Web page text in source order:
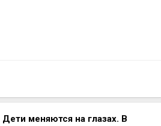
Дети меняются на глазах. В